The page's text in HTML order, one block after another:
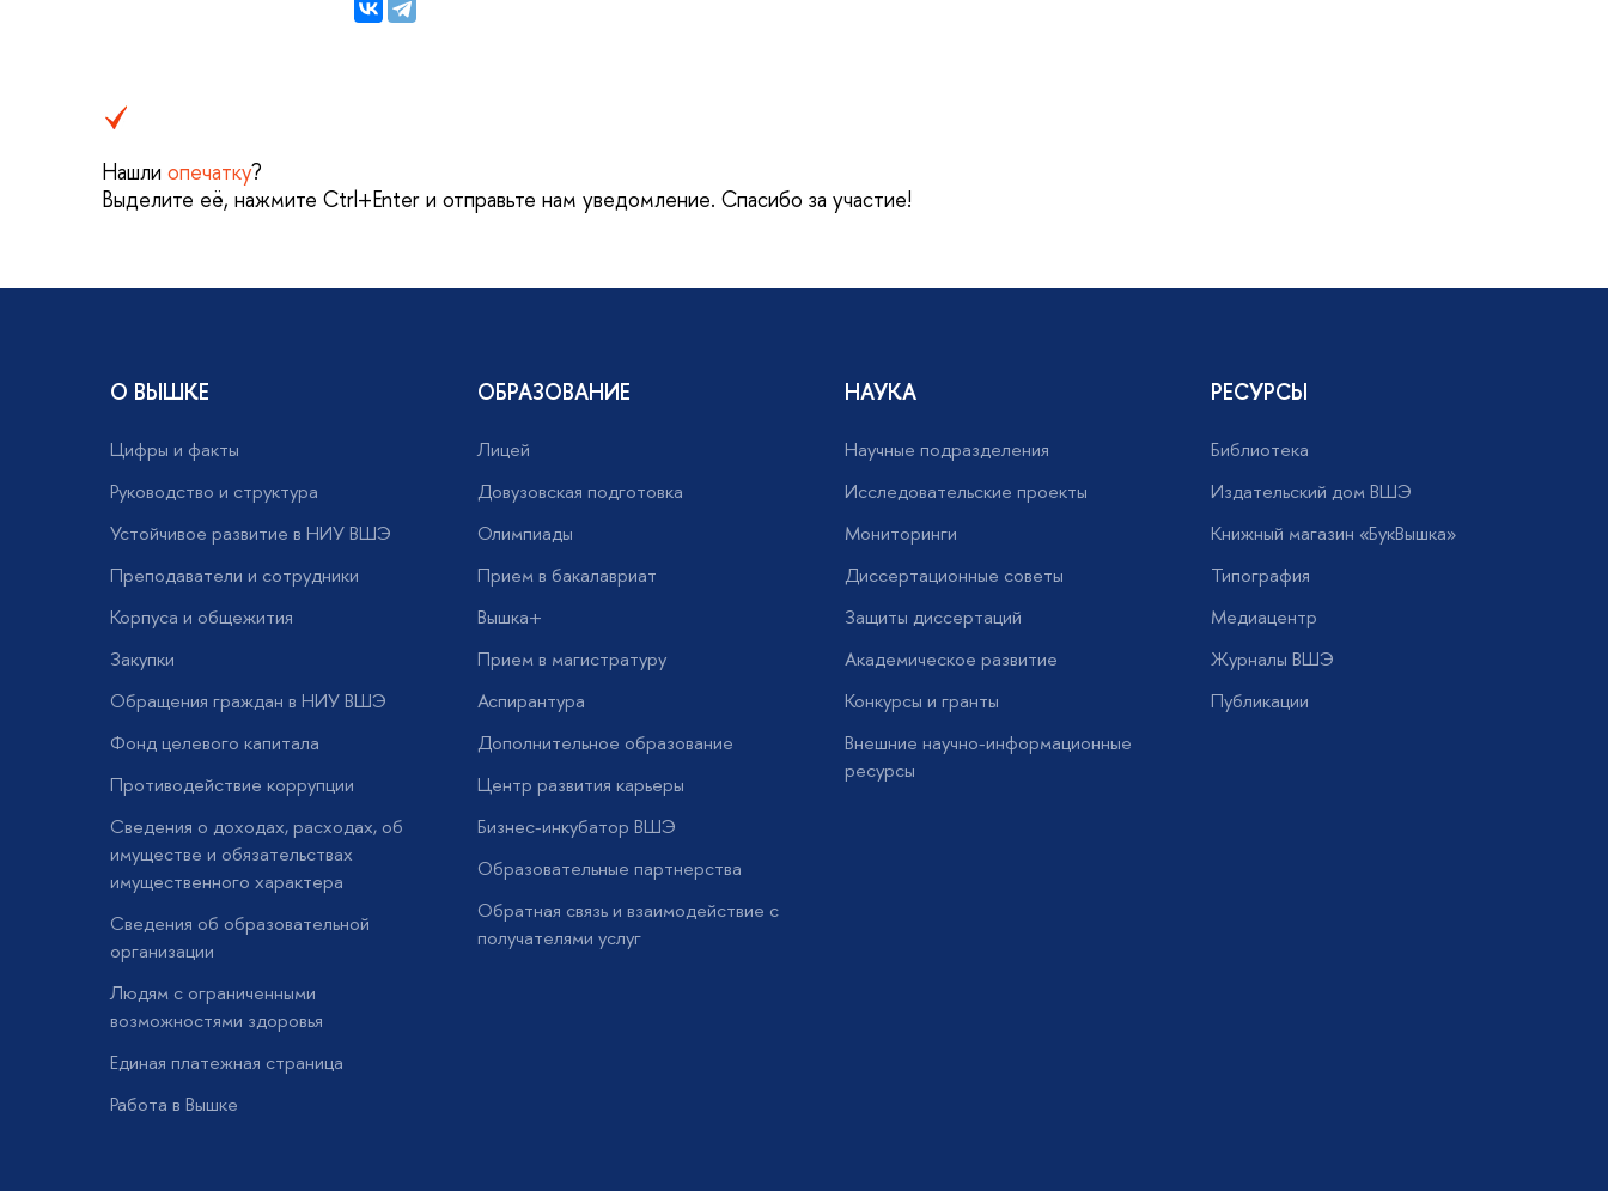
Нашли опечатку?
Выделите её, нажмите Ctrl+Enter и отправьте нам уведомление. Спасибо за участие!
О ВЫШКЕ
Цифры и факты
Руководство и структура
Устойчивое развитие в НИУ ВШЭ
Преподаватели и сотрудники
Корпуса и общежития
Закупки
Обращения граждан в НИУ ВШЭ
Фонд целевого капитала
Противодействие коррупции
Сведения о доходах, расходах, об
имуществе и обязательствах
имущественного характера
Сведения об образовательной
организации
Людям с ограниченными
возможностями здоровья
Единая платежная страница
Работа в Вышке
ОБРАЗОВАНИЕ
Лицей
Довузовская подготовка
Олимпиады
Прием в бакалавриат
Вышка+
Прием в магистратуру
Аспирантура
Дополнительное образование
Центр развития карьеры
Бизнес-инкубатор ВШЭ
Образовательные партнерства
Обратная связь и взаимодействие с
получателями услуг
НАУКА
Научные подразделения
Исследовательские проекты
Мониторинги
Диссертационные советы
Защиты диссертаций
Академическое развитие
Конкурсы и гранты
Внешние научно-информационные
ресурсы
РЕСУРСЫ
Библиотека
Издательский дом ВШЭ
Книжный магазин «БукВышка»
Типография
Медиацентр
Журналы ВШЭ
Публикации